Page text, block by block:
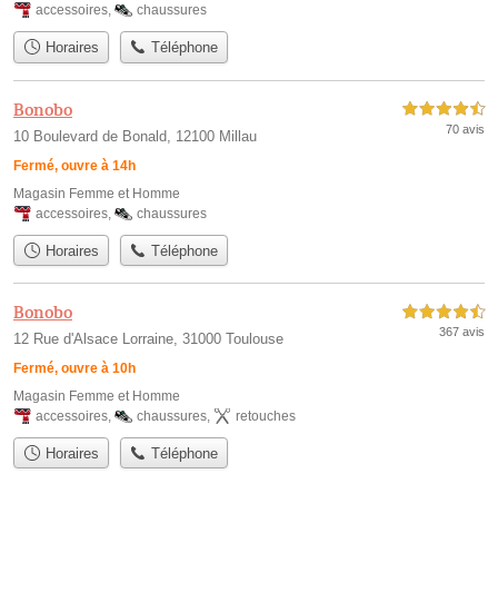
accessoires, chaussures
Horaires Téléphone
Bonobo
10 Boulevard de Bonald, 12100 Millau
Fermé, ouvre à 14h
4,5 étoiles sur 5
70 avis
Magasin Femme et Homme
accessoires
chaussures
Horaires Téléphone
Bonobo
12 Rue d'Alsace Lorraine, 31000 Toulouse
Fermé, ouvre à 10h
4,5 étoiles sur 5
367 avis
Magasin Femme et Homme
accessoires, chaussures, retouches
Horaires Téléphone